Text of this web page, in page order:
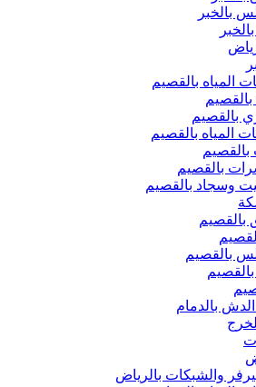
بالخبر
بالقصيم
بالقصيم
المياه بالقصيم
بالقصيم
وسجاد بالقصيم
بالقصيم
بالدمام
والشبكات بالرياض